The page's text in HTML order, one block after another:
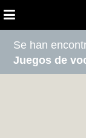
Se han
Juegos de